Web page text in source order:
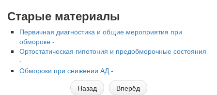
Старые материалы
Первичная диагностика и общие мероприятия при
обмороке -
Ортостатическая гипотония и предобморочные состояния
-
Обмороки при снижении АД -
Назад
Вперёд